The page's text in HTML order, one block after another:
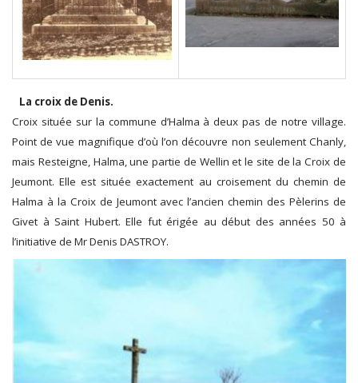
La croix de Denis.
Croix située sur la commune d’Halma à deux pas de notre village.
Point de vue magnifique d’où l’on découvre non seulement Chanly,
mais Resteigne, Halma, une partie de Wellin et le site de la Croix de
Jeumont. Elle est située exactement au croisement du chemin de
Halma à la Croix de Jeumont avec l’ancien chemin des Pèlerins de
Givet à Saint Hubert. Elle fut érigée au début des années 50 à
l’initiative de Mr Denis DASTROY.